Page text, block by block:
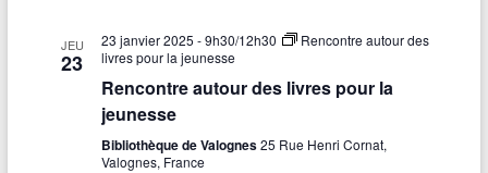
JEU
23
23 janvier 2025 - 9h30/12h30
Rencontre autour des
livres pour la jeunesse
Rencontre autour des livres pour la
jeunesse
Bibliothèque de Valognes25 Rue Henri Cornat,
Valognes, France